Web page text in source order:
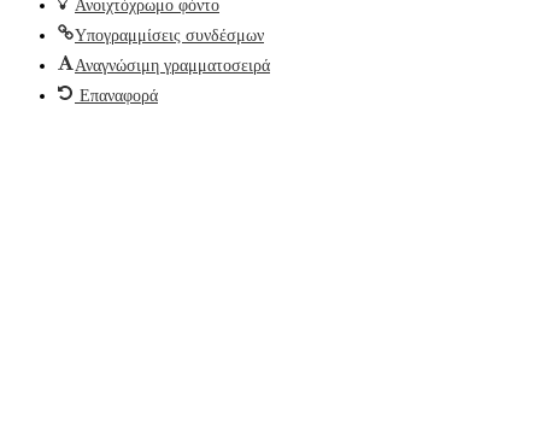
Ανοιχτόχρωμο φόντο
Υπογραμμίσεις συνδέσμων
Αναγνώσιμη γραμματοσειρά
Επαναφορά